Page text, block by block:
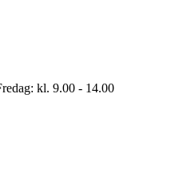
kl. 9.00 - 14.00